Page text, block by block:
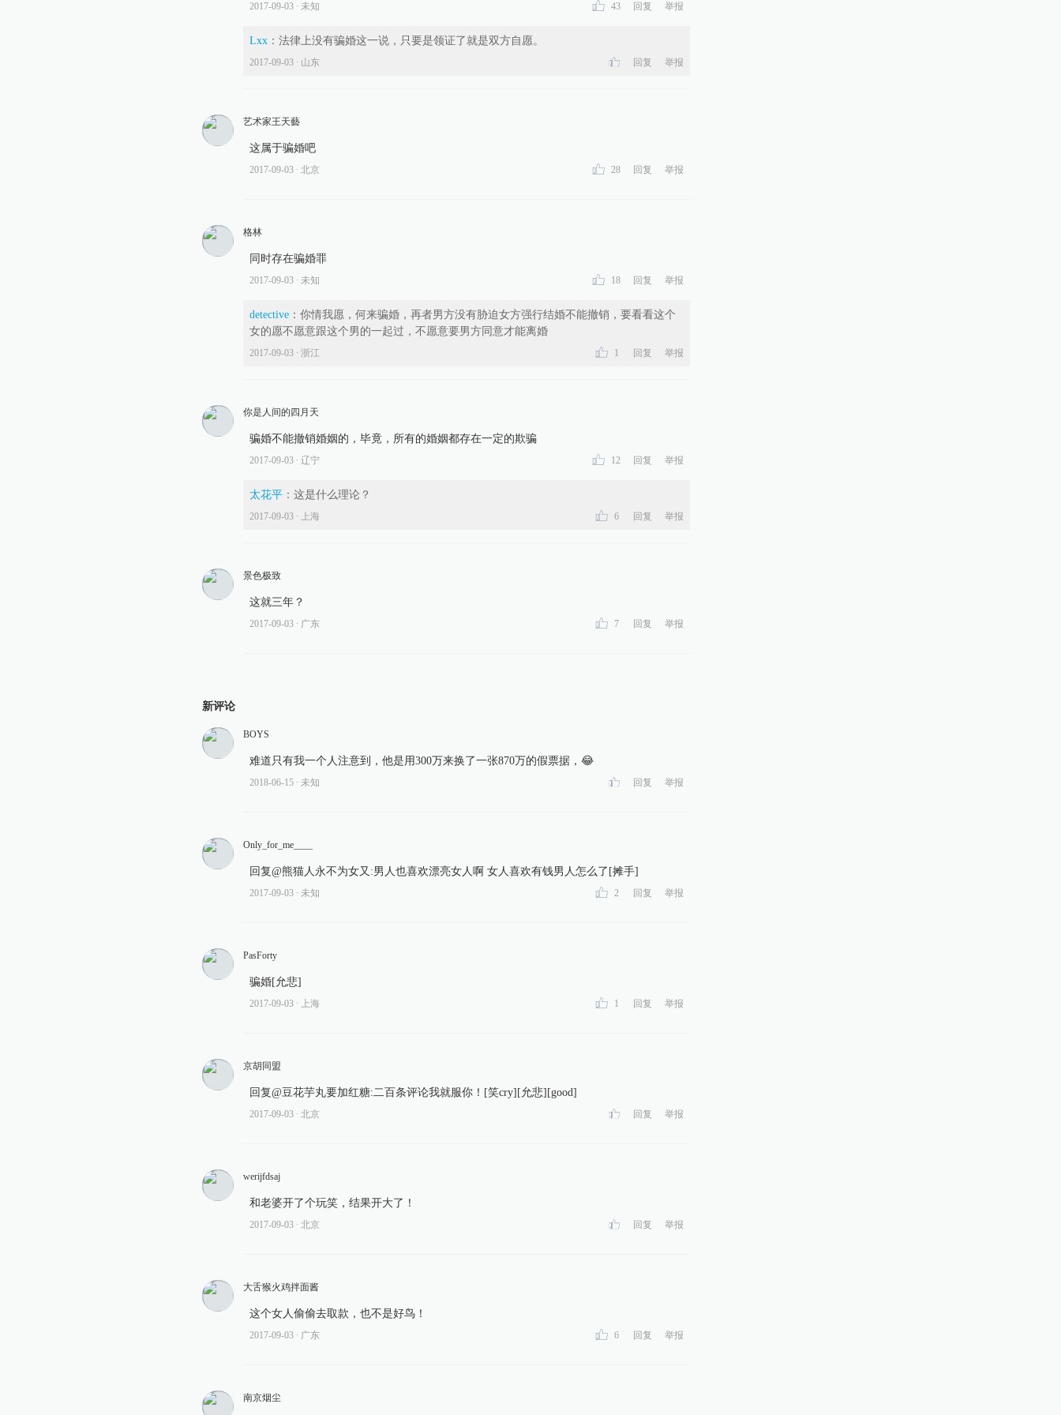
2017-09-03 ∙ 未知 43 回复 举报
Lxx ： 法律上没有骗婚这一说，只要是领证了就是双方自愿。
2017-09-03 ∙ 山东 回复 举报
艺术家王天藝
这属于骗婚吧
2017-09-03 ∙ 北京 28 回复 举报
格林
同时存在骗婚罪
2017-09-03 ∙ 未知 18 回复 举报
detective ： 你情我愿，何来骗婚，再者男方没有胁迫女方强行结婚不能撤销，要看看这个
女的愿不愿意跟这个男的一起过，不愿意要男方同意才能离婚
2017-09-03 ∙ 浙江 1 回复 举报
你是人间的四月天
骗婚不能撤销婚姻的，毕竟，所有的婚姻都存在一定的欺骗
2017-09-03 ∙ 辽宁 12 回复 举报
太花平 ： 这是什么理论？
2017-09-03 ∙ 上海 6 回复 举报
景色极致
这就三年？
2017-09-03 ∙ 广东 7 回复 举报
新评论
BOYS
难道只有我一个人注意到，他是用300万来换了一张870万的假票据，😂
2018-06-15 ∙ 未知 回复 举报
Only_for_me____
回复@熊猫人永不为女又:男人也喜欢漂亮女人啊 女人喜欢有钱男人怎么了[摊手]
2017-09-03 ∙ 未知 2 回复 举报
PasForty
骗婚[允悲]
2017-09-03 ∙ 上海 1 回复 举报
京胡同盟
回复@豆花芋丸要加红糖:二百条评论我就服你！[笑cry][允悲][good]
2017-09-03 ∙ 北京 回复 举报
werijfdsaj
和老婆开了个玩笑，结果开大了！
2017-09-03 ∙ 北京 回复 举报
大舌猴火鸡拌面酱
这个女人偷偷去取款，也不是好鸟！
2017-09-03 ∙ 广东 6 回复 举报
南京烟尘